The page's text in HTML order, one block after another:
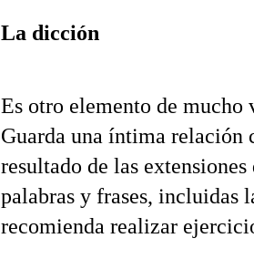
La dicción
Es otro elemento de
Guarda una íntima relación
resultado de las
palabras y frases, incluidas
recomienda realizar